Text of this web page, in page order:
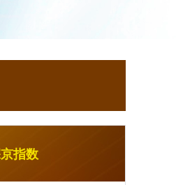
指数